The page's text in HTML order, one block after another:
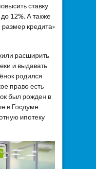
ставку
12%. А также
кредита»
расширить
и выдавать
родился
право есть
был рожден в
в Госдуме
ипотеку